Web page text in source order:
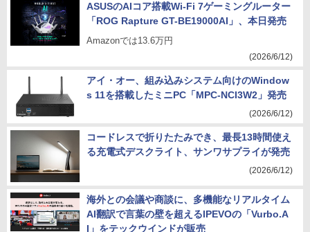
ASUSのAIコア搭載Wi-Fi 7ゲーミングルーター
「ROG Rapture GT-BE19000AI」、本日発売
Amazonでは13.6万円
(2026/6/12)
アイ・オー、組み込みシステム向けのWindow
s 11を搭載したミニPC「MPC-NCI3W2」発売
(2026/6/12)
コードレスで折りたたみでき、最長13時間使え
る充電式デスクライト、サンワサプライが発売
(2026/6/12)
海外との会議や商談に、多機能なリアルタイム
AI翻訳で言葉の壁を超えるIPEVOの「Vurbo.A
I」をテックウインドが販売